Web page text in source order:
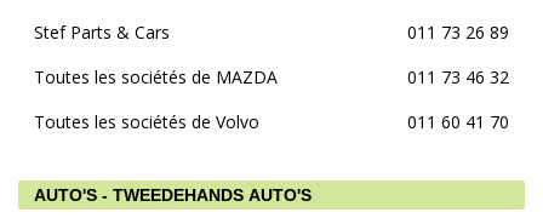
Stef Parts & Cars
011 73 26 89
Toutes les sociétés de MAZDA
011 73 46 32
Toutes les sociétés de Volvo
011 60 41 70
AUTO'S - TWEEDEHANDS AUTO'S